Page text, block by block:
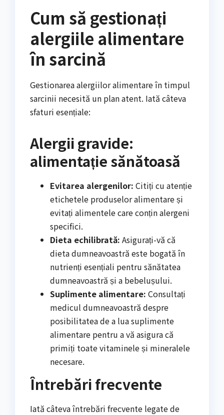
Cum să gestionați
alergiile alimentare
în sarcină
Gestionarea alergiilor alimentare în timpul
sarcinii necesită un plan atent. Iată câteva
sfaturi esențiale:
Alergii gravide:
alimentație sănătoasă
Evitarea alergenilor: Citiți cu atenție
etichetele produselor alimentare și
evitați alimentele care conțin alergeni
specifici.
Dieta echilibrată: Asigurați-vă că
dieta dumneavoastră este bogată în
nutrienți esențiali pentru sănătatea
dumneavoastră și a bebelușului.
Suplimente alimentare: Consultați
medicul dumneavoastră despre
posibilitatea de a lua suplimente
alimentare pentru a vă asigura că
primiți toate vitaminele și mineralele
necesare.
Întrebări frecvente
Iată câteva întrebări frecvente legate de